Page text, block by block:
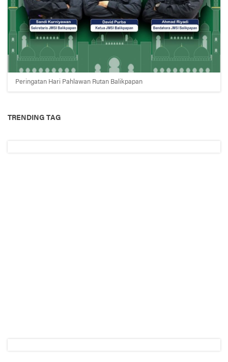
Peringatan Hari Pahlawan Rutan Balikpapan
TRENDING TAG